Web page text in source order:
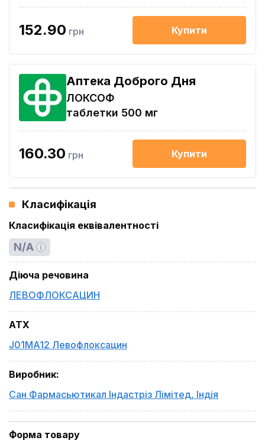
152.90 грн Купити
Аптека Доброго Дня
ЛОКСОФ
таблетки 500 мг
160.30 грн Купити
Класифікація
Класифікація еквівалентності
N/A
Діюча речовина
ЛЕВОФЛОКСАЦИН
ATX
J01MA12 Левофлоксацин
Виробник:
Сан Фармасьютикал Індастріз Лімітед, Індія
Форма товару